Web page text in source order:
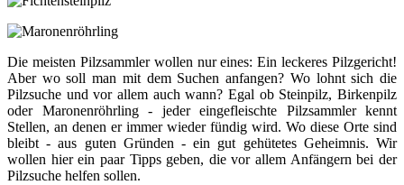
Die meisten Pilzsammler wollen nur eines: Ein leckeres Pilzgericht!
Aber wo soll man mit dem Suchen anfangen? Wo lohnt sich die
Pilzsuche und vor allem auch wann? Egal ob Steinpilz, Birkenpilz
oder Maronenröhrling - jeder eingefleischte Pilzsammler kennt
Stellen, an denen er immer wieder fündig wird. Wo diese Orte sind
bleibt - aus guten Gründen - ein gut gehütetes Geheimnis. Wir
wollen hier ein paar Tipps geben, die vor allem Anfängern bei der
Pilzsuche helfen sollen.